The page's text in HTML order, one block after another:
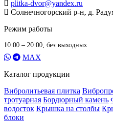
plitka-dvor@yandex.ru
Солнечногорский р-н, д.
Режим работы
10:00 – 20:00, без выходных
MAX
Каталог продукции
Вибролитьевая плитка
тротуарная Бордюрный камень
водосток Крышка на столбы
блоки